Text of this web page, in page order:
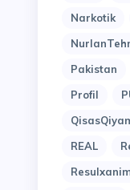
Narkotik
Pakistan
Profil
REAL